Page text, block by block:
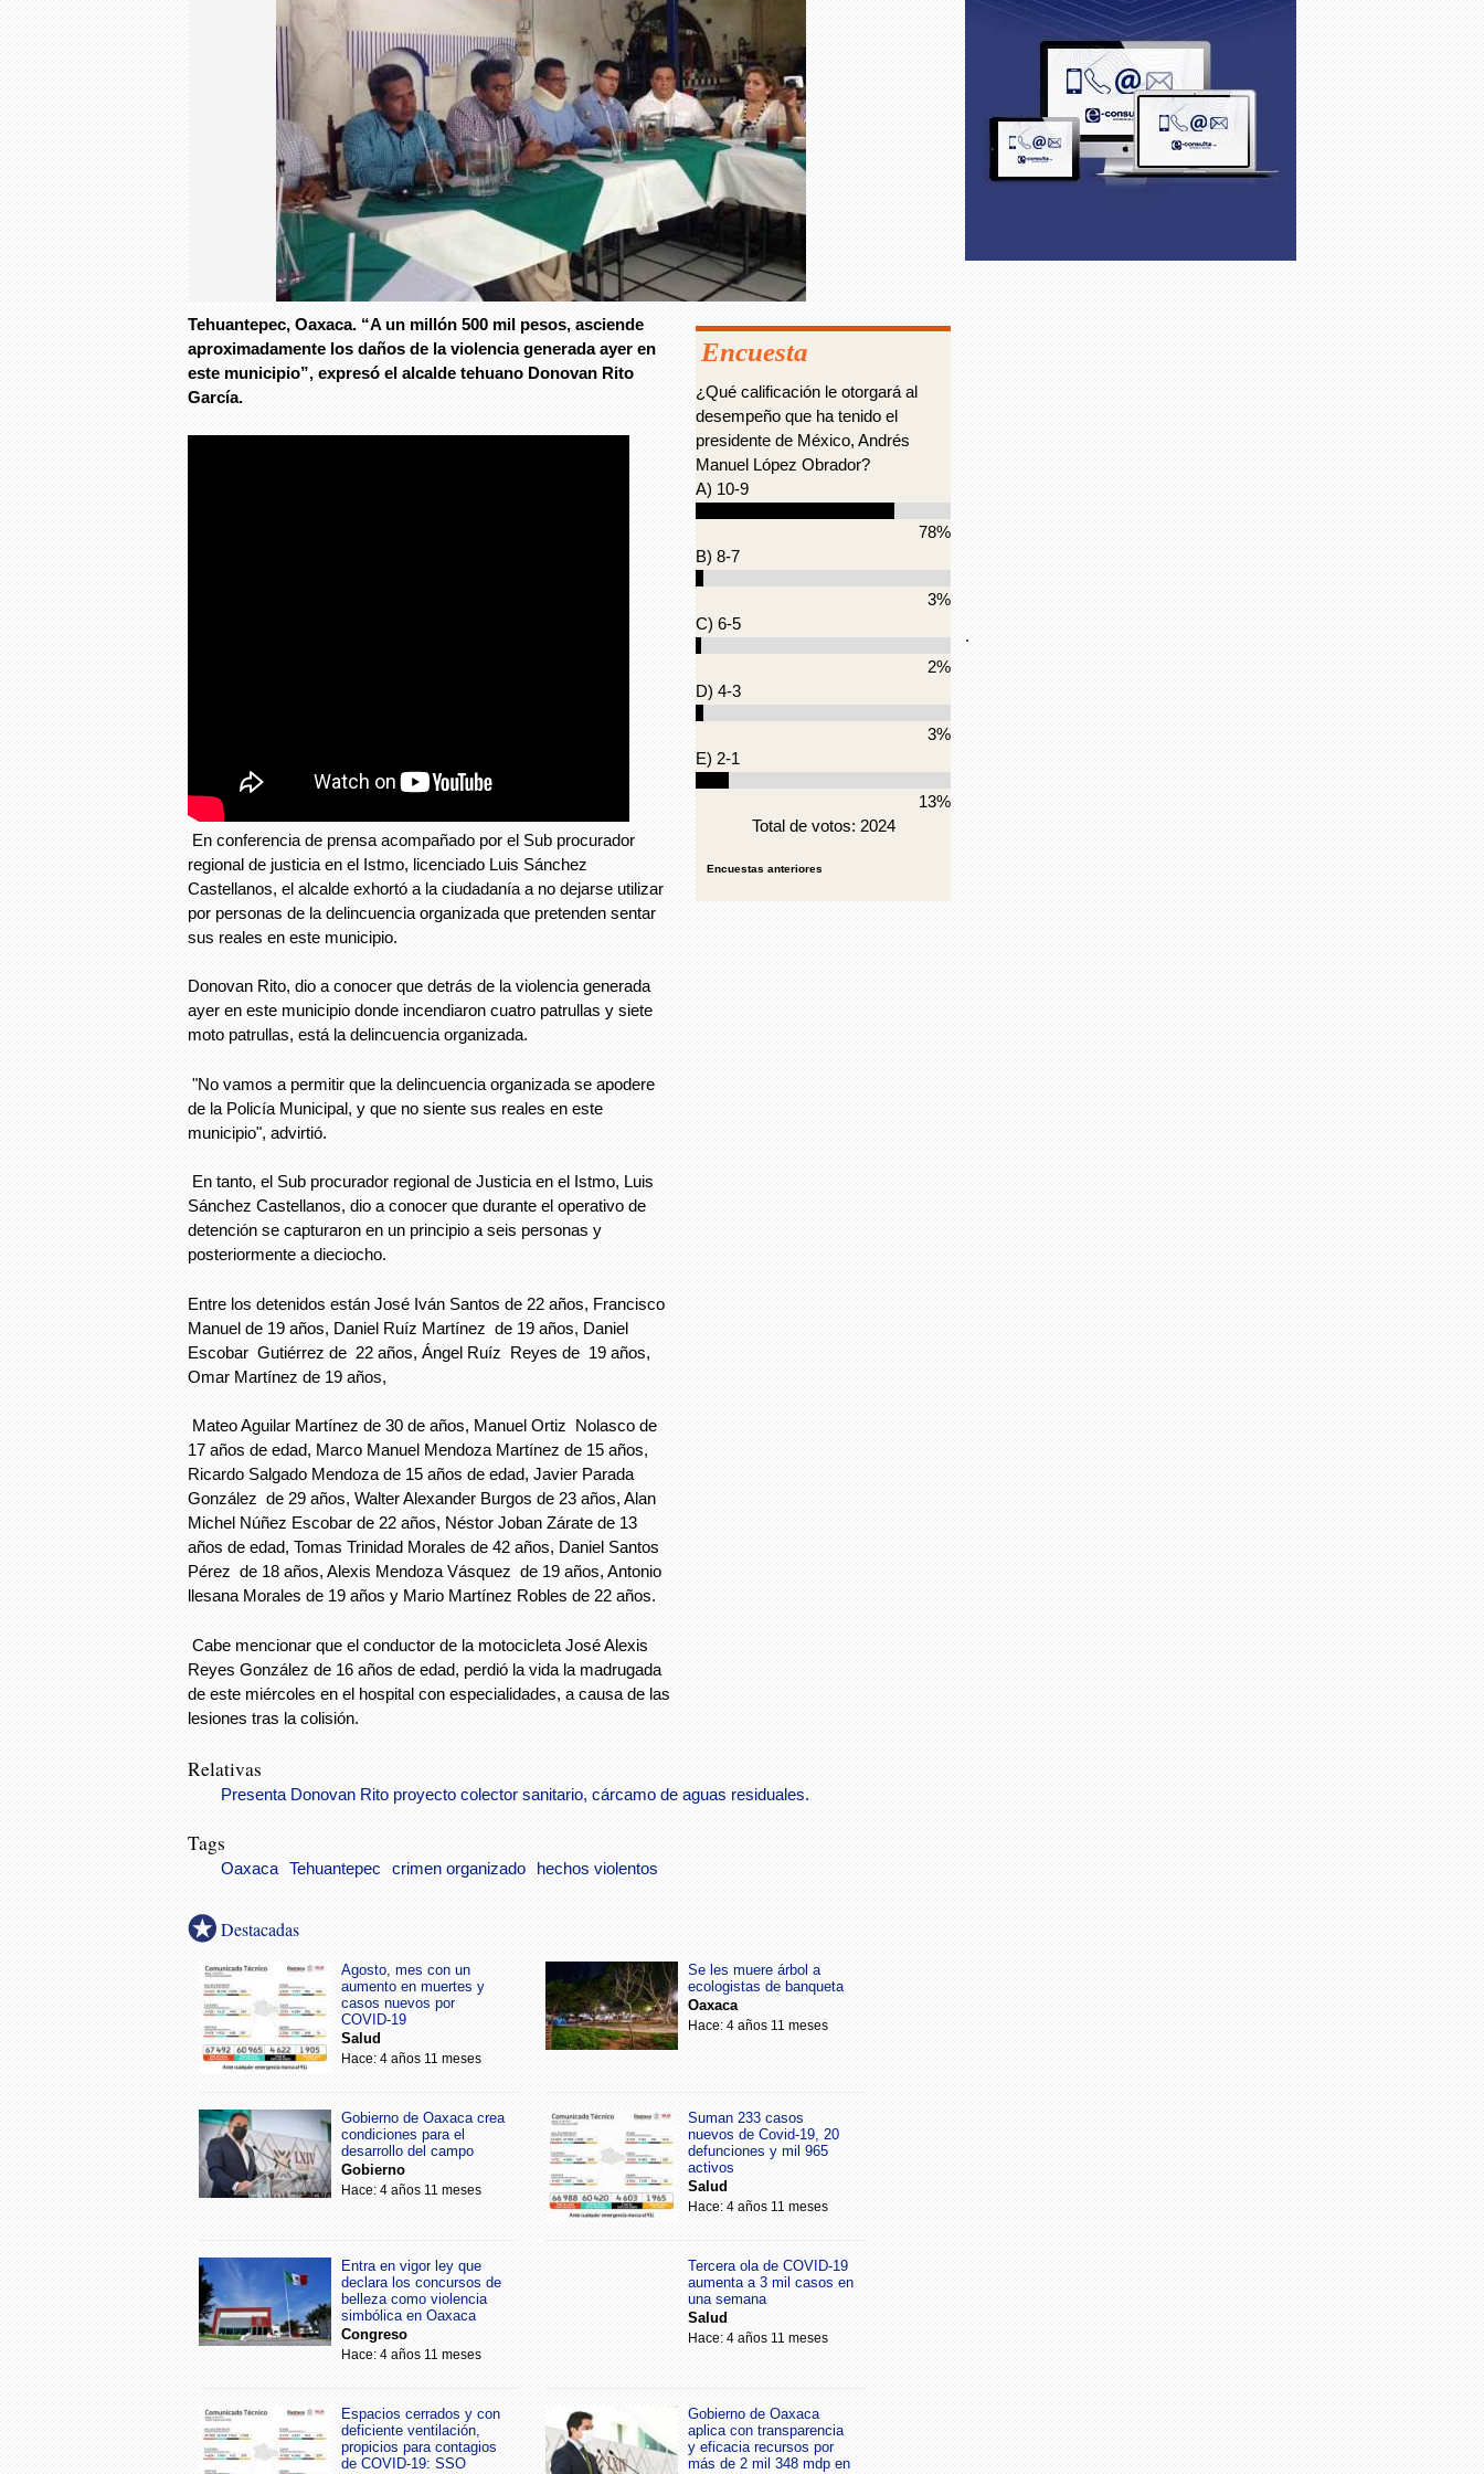
Tehuantepec, Oaxaca. “A un millón 500 mil pesos, asciende
aproximadamente los daños de la violencia generada ayer en
este municipio”, expresó el alcalde tehuano Donovan Rito
García.
En conferencia de prensa acompañado por el Sub procurador
regional de justicia en el Istmo, licenciado Luis Sánchez
Castellanos, el alcalde exhortó a la ciudadanía a no dejarse utilizar
por personas de la delincuencia organizada que pretenden sentar
sus reales en este municipio.
Donovan Rito, dio a conocer que detrás de la violencia generada
ayer en este municipio donde incendiaron cuatro patrullas y siete
moto patrullas, está la delincuencia organizada.
"No vamos a permitir que la delincuencia organizada se apodere
de la Policía Municipal, y que no siente sus reales en este
municipio", advirtió.
En tanto, el Sub procurador regional de Justicia en el Istmo, Luis
Sánchez Castellanos, dio a conocer que durante el operativo de
detención se capturaron en un principio a seis personas y
posteriormente a dieciocho.
Entre los detenidos están José Iván Santos de 22 años, Francisco
Manuel de 19 años, Daniel Ruíz Martínez de 19 años, Daniel
Escobar Gutiérrez de 22 años, Ángel Ruíz Reyes de 19 años,
Omar Martínez de 19 años,
Mateo Aguilar Martínez de 30 de años, Manuel Ortiz Nolasco de
17 años de edad, Marco Manuel Mendoza Martínez de 15 años,
Ricardo Salgado Mendoza de 15 años de edad, Javier Parada
González de 29 años, Walter Alexander Burgos de 23 años, Alan
Michel Núñez Escobar de 22 años, Néstor Joban Zárate de 13
años de edad, Tomas Trinidad Morales de 42 años, Daniel Santos
Pérez de 18 años, Alexis Mendoza Vásquez de 19 años, Antonio
llesana Morales de 19 años y Mario Martínez Robles de 22 años.
Cabe mencionar que el conductor de la motocicleta José Alexis
Reyes González de 16 años de edad, perdió la vida la madrugada
de este miércoles en el hospital con especialidades, a causa de las
lesiones tras la colisión.
Encuesta
¿Qué calificación le otorgará al
desempeño que ha tenido el
presidente de México, Andrés
Manuel López Obrador?
A) 10-9
78%
B) 8-7
3%
C) 6-5
2%
D) 4-3
3%
E) 2-1
13%
Total de votos: 2024
Encuestas anteriores
Relativas
Presenta Donovan Rito proyecto colector sanitario, cárcamo de aguas residuales.
Tags
Oaxaca Tehuantepec crimen organizado hechos violentos
Destacadas
Agosto, mes con un
aumento en muertes y
casos nuevos por
COVID-19
Salud
Hace: 4 años 11 meses
Se les muere árbol a
ecologistas de banqueta
Oaxaca
Hace: 4 años 11 meses
Gobierno de Oaxaca crea
condiciones para el
desarrollo del campo
Gobierno
Hace: 4 años 11 meses
Suman 233 casos
nuevos de Covid-19, 20
defunciones y mil 965
activos
Salud
Hace: 4 años 11 meses
Entra en vigor ley que
declara los concursos de
belleza como violencia
simbólica en Oaxaca
Congreso
Hace: 4 años 11 meses
Tercera ola de COVID-19
aumenta a 3 mil casos en
una semana
Salud
Hace: 4 años 11 meses
Espacios cerrados y con
deficiente ventilación,
propicios para contagios
de COVID-19: SSO
Gobierno de Oaxaca
aplica con transparencia
y eficacia recursos por
más de 2 mil 348 mdp en
.